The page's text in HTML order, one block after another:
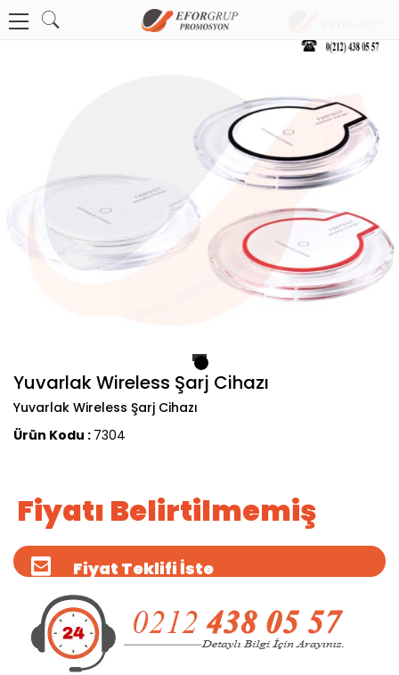
Yuvarlak Wireless Şarj Cihazı
Yuvarlak Wireless Şarj Cihazı
Ürün Kodu : 7304
Fiyatı Belirtilmemiş
Fiyat Teklifi İste